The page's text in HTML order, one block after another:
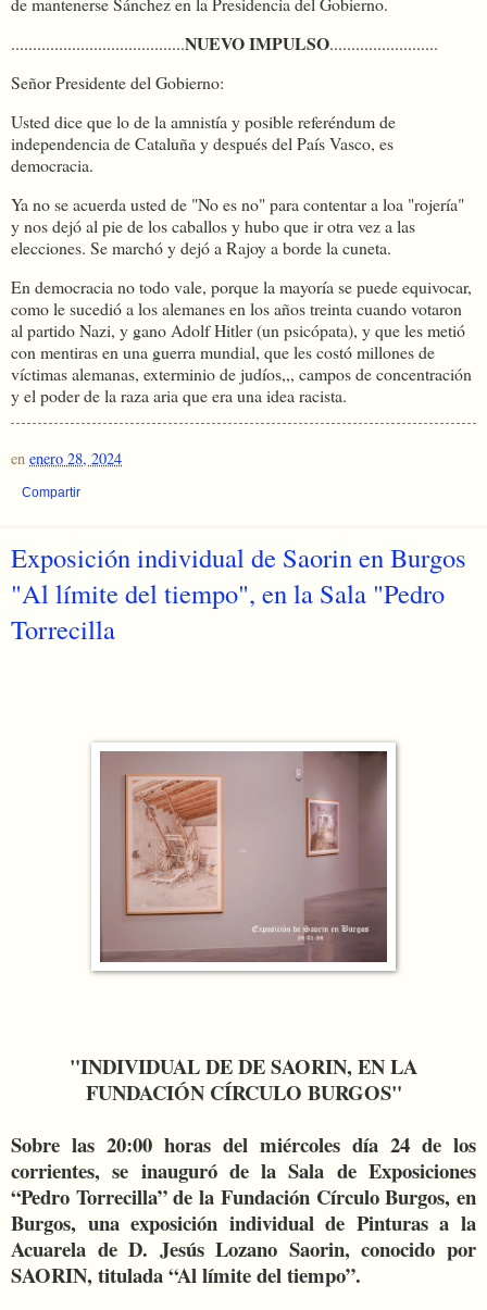
........................................NUEVO IMPULSO.........................
Señor Presidente del Gobierno:
Usted dice que lo de la amnistía y posible referéndum de
independencia de Cataluña y después del País Vasco, es
democracia.
Ya no se acuerda usted de "No es no" para contentar a loa "rojería"
y nos dejó al pie de los caballos y hubo que ir otra vez a las
elecciones. Se marchó y dejó a Rajoy a borde la cuneta.
En democracia no todo vale, porque la mayoría se puede equivocar,
como le sucedió a los alemanes en los años treinta cuando votaron
al partido Nazi, y gano Adolf Hitler (un psicópata), y que les metió
con mentiras en una guerra mundial, que les costó millones de
víctimas alemanas, exterminio de judíos,,, campos de concentración
y el poder de la raza aria que era una idea racista.
en enero 28, 2024
Compartir
Exposición individual de Saorin en Burgos
"Al límite del tiempo", en la Sala "Pedro
Torrecilla
"INDIVIDUAL DE DE SAORIN, EN LA
FUNDACIÓN CÍRCULO BURGOS"
Sobre las 20:00 horas del miércoles día 24 de los
corrientes, se inauguró dela Sala de Exposiciones
“Pedro Torrecilla” de la Fundación Círculo Burgos, en
Burgos, una exposición individual de Pinturas a la
Acuarela de D. Jesús Lozano Saorin, conocido por
SAORIN, titulada “Al límite del tiempo”.